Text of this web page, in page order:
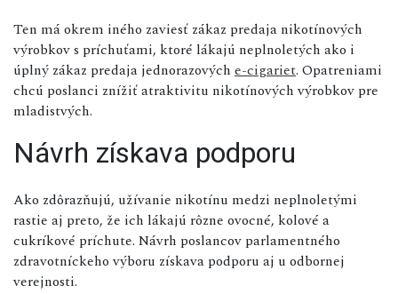
Ten má okrem iného zaviesť zákaz predaja nikotínových
výrobkov s príchuťami, ktoré lákajú neplnoletých ako i
úplný zákaz predaja jednorazových e-cigariet. Opatreniami
chcú poslanci znížiť atraktivitu nikotínových výrobkov pre
mladistvých.
Návrh získava podporu
Ako zdôrazňujú, užívanie nikotínu medzi neplnoletými
rastie aj preto, že ich lákajú rôzne ovocné, kolové a
cukríkové príchute. Návrh poslancov parlamentného
zdravotníckeho výboru získava podporu aj u odbornej
verejnosti.